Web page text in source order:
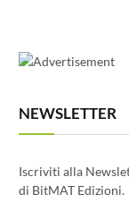
NEWSLETTER
Iscriviti alla
di BitMAT Edizioni.